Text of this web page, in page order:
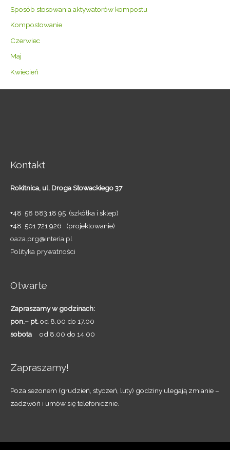
Sposób stosowania aktywatorów kompostu
Kompostowanie
Czerwiec
Maj
Kwiecień
Kontakt
Rokitnica, ul. Droga Słowackiego 37
+48 58 683 18 95 (szkółka i sklep)
+48 501 721 926 (projektowanie)
oaza.prg@interia.pl
Polityka prywatności
Otwarte
Zapraszamy w godzinach:
pon.– pt.od 8.00 do 17.00
sobota od 8.00 do 14.00
Zapraszamy!
Poza sezonem (grudzień, styczeń, luty) godziny ulegają zmianie –
zadzwoń i umów się telefonicznie.